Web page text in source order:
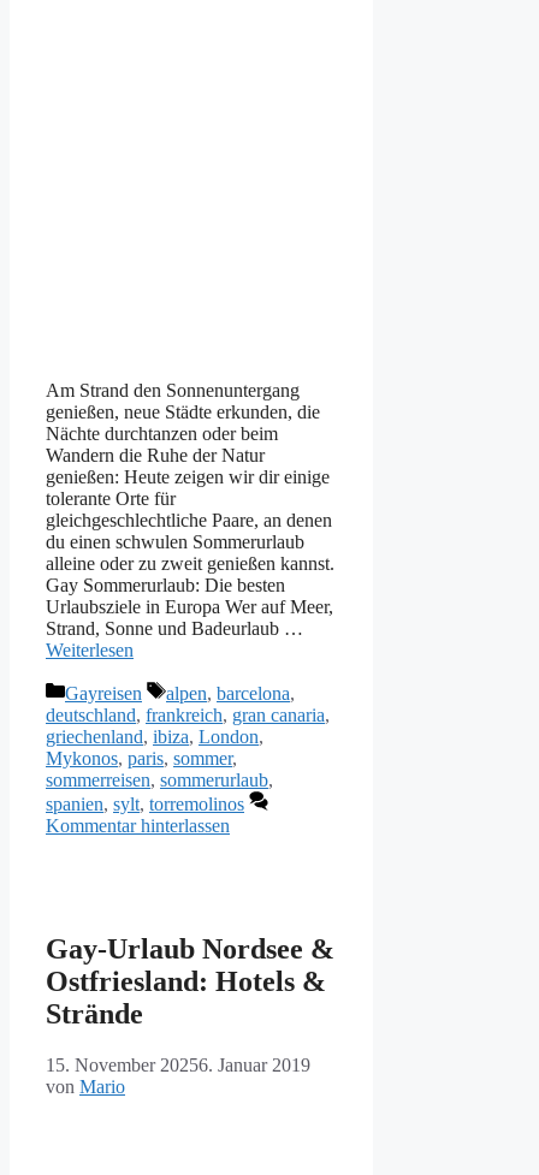
Am Strand den Sonnenuntergang
genießen, neue Städte erkunden, die
Nächte durchtanzen oder beim
Wandern die Ruhe der Natur
genießen: Heute zeigen wir dir einige
tolerante Orte für
gleichgeschlechtliche Paare, an denen
du einen schwulen Sommerurlaub
alleine oder zu zweit genießen kannst.
Gay Sommerurlaub: Die besten
Urlaubsziele in Europa Wer auf Meer,
Strand, Sonne und Badeurlaub …
Weiterlesen
Kategorien
Gayreisen Schlagwörter
alpen, barcelona,
deutschland, frankreich, gran canaria,
griechenland, ibiza, London,
Mykonos, paris, sommer,
sommerreisen, sommerurlaub,
spanien, sylt, torremolinos
Kommentar hinterlassen
Gay-Urlaub Nordsee &
Ostfriesland: Hotels &
Strände
15. November 20256. Januar 2019
von Mario